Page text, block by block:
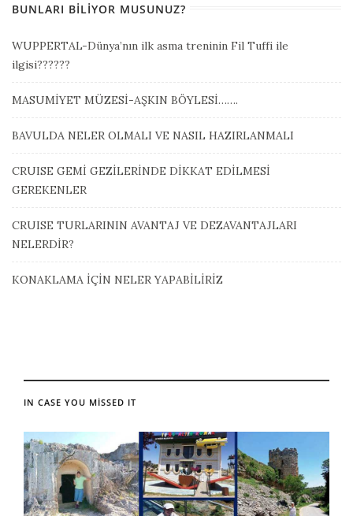
BUNLARI BILIYOR MUSUNUZ?
WUPPERTAL-Dünya’nın ilk asma treninin Fil Tuffi ile
ilgisi??????
MASUMİYET MÜZESİ-AŞKIN BÖYLESİ…….
BAVULDA NELER OLMALI VE NASIL HAZIRLANMALI
CRUISE GEMİ GEZİLERİNDE DİKKAT EDİLMESİ
GEREKENLER
CRUISE TURLARININ AVANTAJ VE DEZAVANTAJLARI
NELERDİR?
KONAKLAMA İÇİN NELER YAPABİLİRİZ
IN CASE YOU MISSED IT